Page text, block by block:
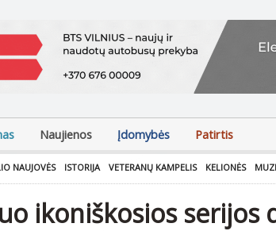
Naujienos Įdomybės Patirtis
NAUJOVĖS ISTORIJA VETERANŲ KAMPELIS KELIONĖS
ikoniškosios serijos